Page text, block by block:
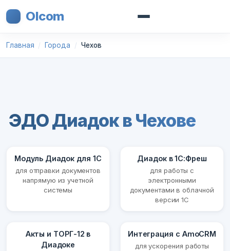
Olcom
Главная Города Чехов
ЭДО Диадок в Чехове
Модуль Диадок для 1С
для отправки документов
напрямую из учетной
системы
Диадок в 1С:Фреш
для работы с
электронными
документами в облачной
версии 1С
Акты и ТОРГ-12 в
Диадоке
Интеграция с AmoCRM
для ускорения работы